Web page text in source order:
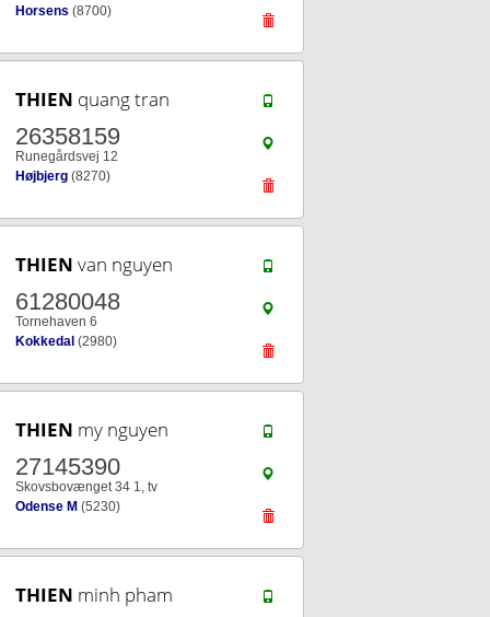
Horsens (8700)
THIEN quang tran
26358159
Runegårdsvej 12
Højbjerg (8270)
THIEN van nguyen
61280048
Tornehaven 6
Kokkedal (2980)
THIEN my nguyen
27145390
Skovsbovænget 34 1, tv
Odense M (5230)
THIEN minh pham